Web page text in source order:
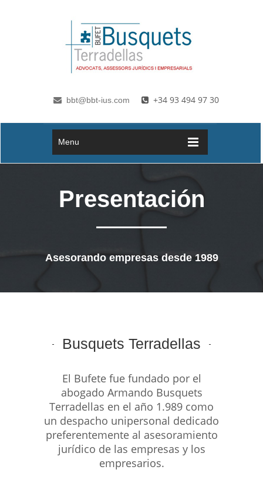
bbt@bbt-ius.com +34 93 494 97 30
Menu
Presentación
Asesorando empresas desde 1989
Busquets Terradellas
El Bufete fue fundado por el
abogado Armando Busquets
Terradellas en el año 1.989 como
un despacho unipersonal dedicado
preferentemente al asesoramiento
jurídico de las empresas y los
empresarios.